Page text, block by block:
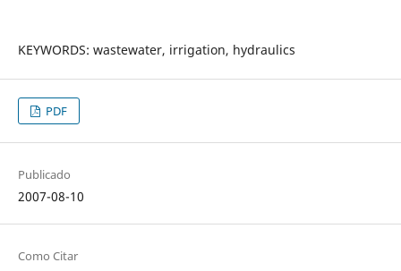
KEYWORDS: wastewater, irrigation, hydraulics
PDF
Publicado
2007-08-10
Como Citar